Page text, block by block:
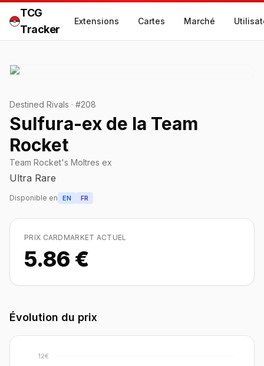
TCG
Tracker
Extensions Cartes Marché
Destined Rivals · #208
Sulfura-ex de la Team
Rocket
Team Rocket's Moltres ex
Ultra Rare
Disponible en EN FR
PRIX CARDMARKET ACTUEL
5.86 €
Évolution du prix
12€